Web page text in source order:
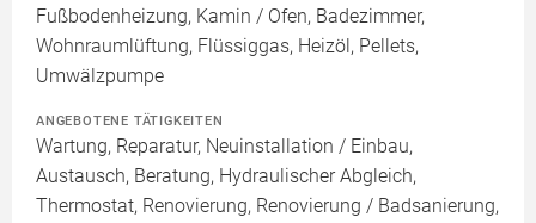
Fußbodenheizung, Kamin / Ofen, Badezimmer,
Wohnraumlüftung, Flüssiggas, Heizöl, Pellets,
Umwälzpumpe
ANGEBOTENE TÄTIGKEITEN
Wartung, Reparatur, Neuinstallation / Einbau,
Austausch, Beratung, Hydraulischer Abgleich,
Thermostat, Renovierung, Renovierung / Badsanierung,